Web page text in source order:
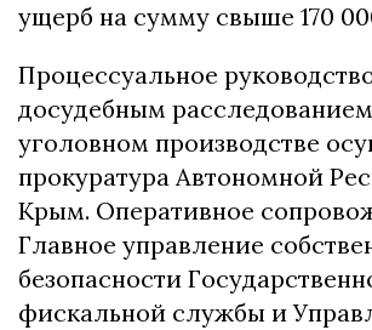
ущерб на сумму свыше 170
Процессуальное
досудебным
уголовном производстве
прокуратура Автономной
Крым. Оперативное
Главное управление
безопасности
фискальной службы и